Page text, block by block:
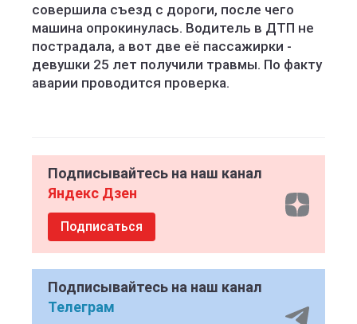
совершила съезд с дороги, после чего
машина опрокинулась. Водитель в ДТП не
пострадала, а вот две её пассажирки -
девушки 25 лет получили травмы. По факту
аварии проводится проверка.
Подписывайтесь на наш канал
Яндекс Дзен
Подписаться
Подписывайтесь на наш канал
Телеграм